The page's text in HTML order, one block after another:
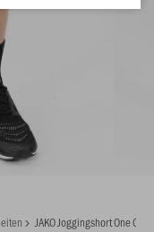
JAKO Joggingshort One